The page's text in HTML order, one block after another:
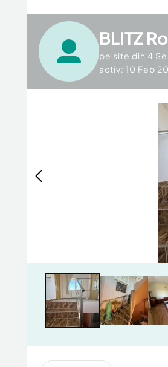
BLITZ
pe site din 4
activ: 10 Feb